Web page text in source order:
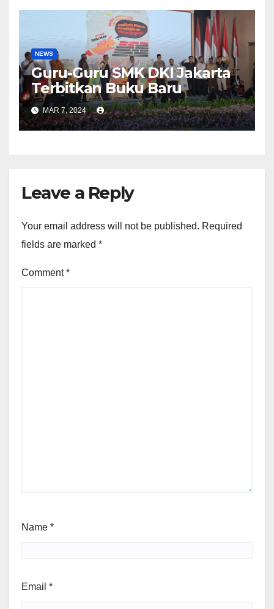
NEWS
Guru-Guru SMK DKI Jakarta
Terbitkan Buku Baru
MAR 7, 2024
Leave a Reply
Your email address will not be published. Required
fields are marked *
Comment*
Name *
Email *